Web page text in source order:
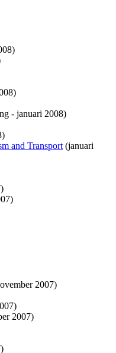
- januari 2008)
and Transport(januari
2007)
2007)